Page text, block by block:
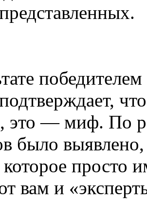
это — миф. По
было
просто
вам и